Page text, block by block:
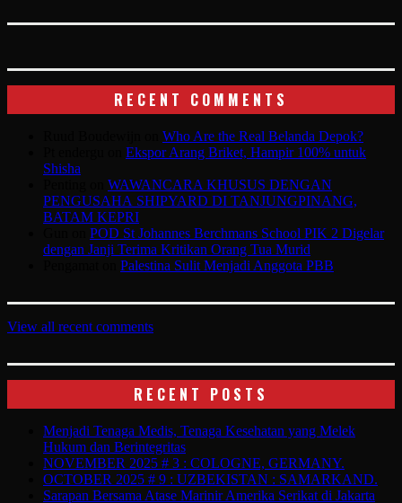
RECENT COMMENTS
Who Are the Real Belanda Depok?
Ekspor Arang Briket, Hampir 100% untuk
Shisha
WAWANCARA KHUSUS DENGAN
PENGUSAHA SHIPYARD DI TANJUNGPINANG,
BATAM KEPRI
POD St Johannes Berchmans School PIK 2 Digelar
dengan Janji Terima Kritikan Orang Tua Murid
Palestina Sulit Menjadi Anggota PBB
View all recent comments
RECENT POSTS
Menjadi Tenaga Medis, Tenaga Kesehatan yang Melek
Hukum dan Berintegritas
NOVEMBER 2025 # 3 : COLOGNE, GERMANY.
OCTOBER 2025 # 9 : UZBEKISTAN : SAMARKAND.
Sarapan Bersama Atase Marinir Amerika Serikat di Jakarta